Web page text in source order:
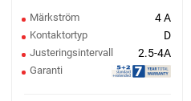
Märkström 4 A
Kontaktortyp D
Justeringsintervall 2.5-4A
Garanti